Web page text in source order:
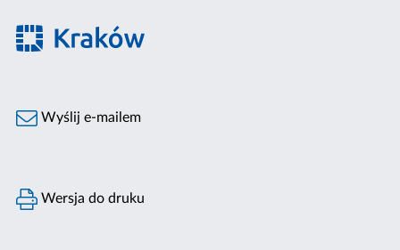
Wyślij e-mailem
Wersja do druku